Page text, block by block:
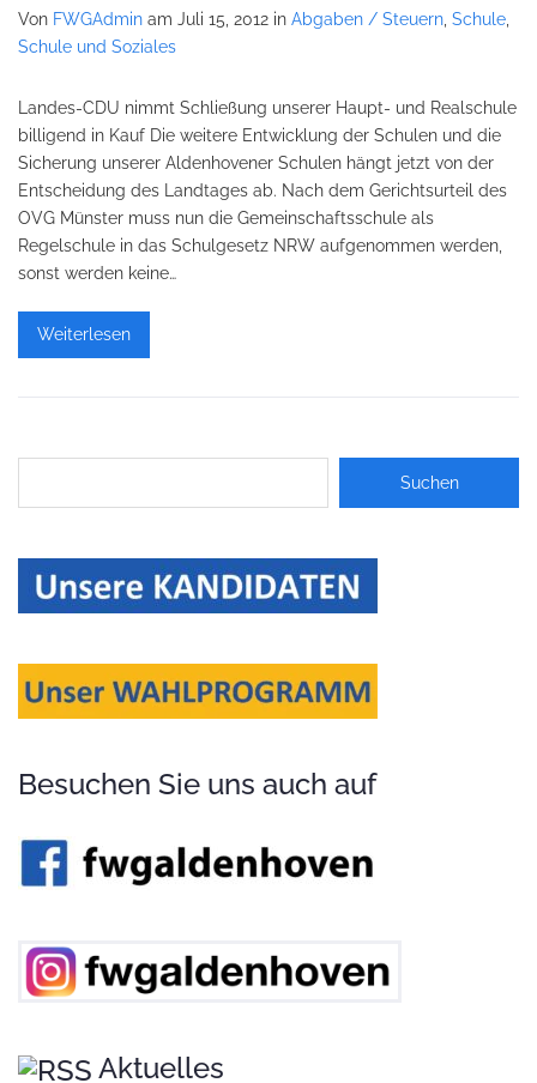
Von FWGAdmin am Juli 15, 2012 in Abgaben / Steuern Schule
Schule und Soziales
Landes-CDU nimmt Schließung unserer Haupt- und Realschule
billigend in Kauf Die weitere Entwicklung der Schulen und die
Sicherung unserer Aldenhovener Schulen hängt jetzt von der
Entscheidung des Landtages ab. Nach dem Gerichtsurteil des
OVG Münster muss nun die Gemeinschaftsschule als
Regelschule in das Schulgesetz NRW aufgenommen werden,
sonst werden keine…
Weiterlesen
Besuchen Sie uns auch auf
Aktuelles